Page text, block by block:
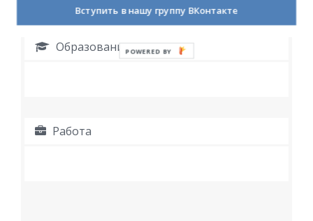
Образование
Работа
Вступить в нашу группу ВКонтакте
POWERED BY